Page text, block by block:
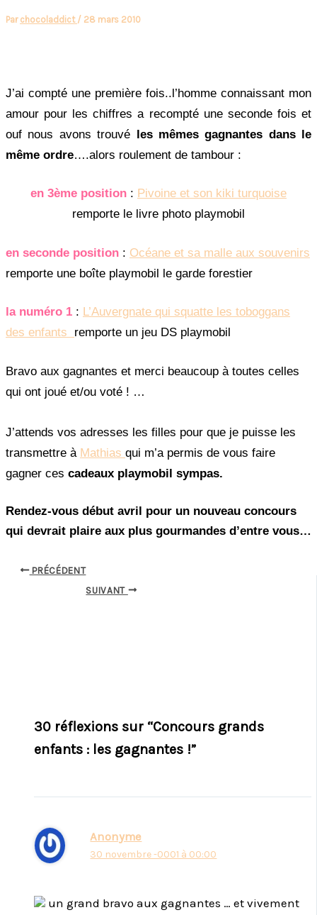
Par chocoladdict / 28 mars 2010
J’ai compté une première fois..l’homme connaissant mon
amour pour les chiffres a recompté une seconde fois et
ouf nous avons trouvé les mêmes gagnantes dans le
même ordre….alors roulement de tambour :
en 3ème position : Pivoine et son kiki turquoise
remporte le livre photo playmobil
en seconde position : Océane et sa malle aux souvenirs
remporte une boîte playmobil le garde forestier
la numéro 1 : L’Auvergnate qui squatte les toboggans
des enfants remporte un jeu DS playmobil
Bravo aux gagnantes et merci beaucoup à toutes celles
qui ont joué et/ou voté ! …
J’attends vos adresses les filles pour que je puisse les
transmettre à Mathias qui m’a permis de vous faire
gagner ces cadeaux playmobil sympas.
Rendez-vous début avril pour un nouveau concours
qui devrait plaire aux plus gourmandes d’entre vous…
PRÉCÉDENT
SUIVANT
30 réflexions sur “Concours grands
enfants : les gagnantes !”
Anonyme
30 novembre -0001 à 00:00
un grand bravo aux gagnantes … et vivement